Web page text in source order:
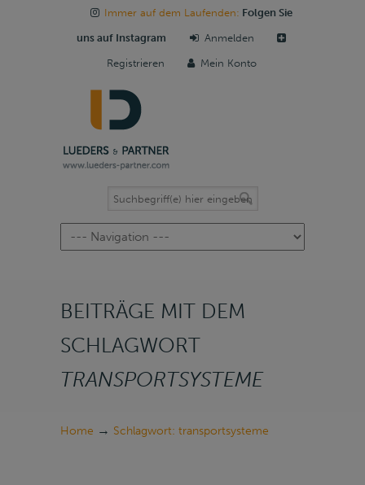
Immer auf dem Laufenden: Folgen Sie
uns auf Instagram Anmelden
Registrieren Mein Konto
Navigation
BEITRÄGE MIT DEM
SCHLAGWORT
TRANSPORTSYSTEME
Home → Schlagwort: transportsysteme